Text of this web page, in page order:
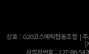
상호 : G20코스메틱협동조합 |
[
사업자번호 : 127-86-